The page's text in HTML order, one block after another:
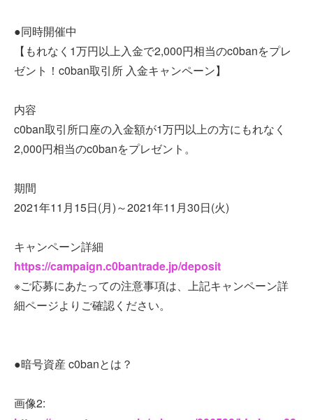
●同時開催中
【もれなく1万円以上入金で2,000円相当のc0banをプレ
ゼント！c0ban取引所 入金キャンペーン】
内容
c0ban取引所口座の入金額が1万円以上の方にもれなく
2,000円相当のc0banをプレゼント。
期間
2021年11月15日(月)～2021年11月30日(火)
キャンペーン詳細
https://campaign.c0bantrade.jp/deposit
※ご応募にあたっての注意事項は、上記キャンペーン詳
細ページよりご確認ください。
●暗号資産 c0banとは？
画像2: